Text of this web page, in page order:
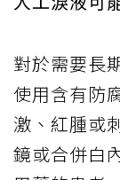
對於需要長
使用含有防
激、紅腫或
鏡或合併白